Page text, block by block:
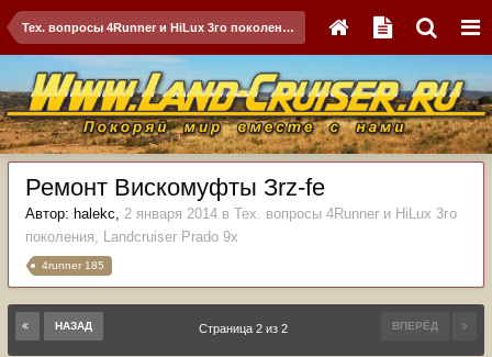
Тех. вопросы 4Runner и HiLux 3го поколения, Landсruiser Prado 9x
Ремонт Вискомуфты Зrz-fe
Автор: halekc, 2 января 2014 в Тех. вопросы 4Runner и HiLux 3го
поколения, Landсruiser Prado 9x
4runner 185
НАЗАД ВПЕРЁД
Страница 2 из 2